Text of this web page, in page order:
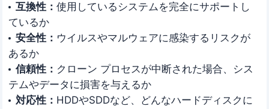
互換性： 使用しているシステムを完全にサポートし
ているか
安全性： ウイルスやマルウェアに感染するリスクが
あるか
信頼性： クローン プロセスが中断された場合、シス
テムやデータに損害を与えるか
対応性： HDDやSDDなど、どんなハードディスクに